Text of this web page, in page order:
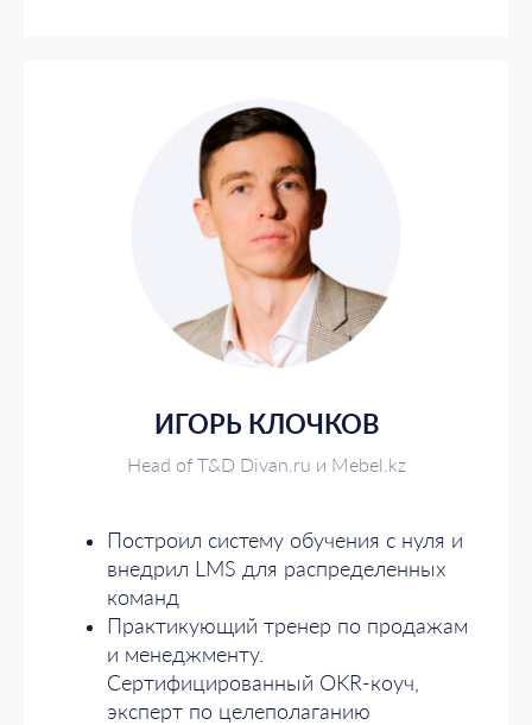
ИГОРЬ КЛОЧКОВ
Head of T&D Divan.ru и Mebel.kz
Построил систему обучения с нуля и
внедрил LMS для распределенных
команд
Практикующий тренер по продажам
и менеджменту.
Сертифицированный OKR-коуч,
эксперт по целеполаганию